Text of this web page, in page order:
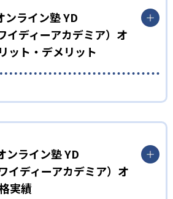
リキュラムを設定し、コーチが伴走し
。
ンライン塾 YD
ディーアカデミア）オ
ット・デメリット
して、それぞれに合ったカリキュラム
ュラムは週単位で見直されるため、無
合格への道を進める。
デメリットがある？
ンライン塾 YD
イディーアカデミア）オ
実績